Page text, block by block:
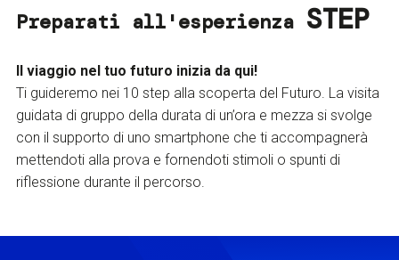
Preparati all'esperienza STEP
Il viaggio nel tuo futuro inizia da qui!
Ti guideremo nei 10 step alla scoperta del Futuro. La visita
guidata di gruppo della durata di un’ora e mezza si svolge
con il supporto di uno smartphone che ti accompagnerà
mettendoti alla prova e fornendoti stimoli o spunti di
riflessione durante il percorso.